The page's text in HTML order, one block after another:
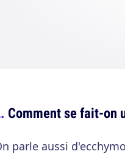
Comment se fait-on
parle aussi